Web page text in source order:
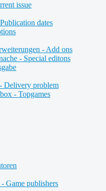
issue
dates
- Add ons
- Special editons
Delivery problem
- Topgames
Game publishers